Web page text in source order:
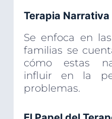
Terapia Narrativa
Se enfoca en
familias se
cómo estas
influir en la
problemas.